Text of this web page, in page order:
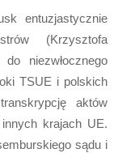
entuzjastycznie
(Krzysztofa
niezwłocznego
TSUE i polskich
aktów
innych krajach UE.
sądu i